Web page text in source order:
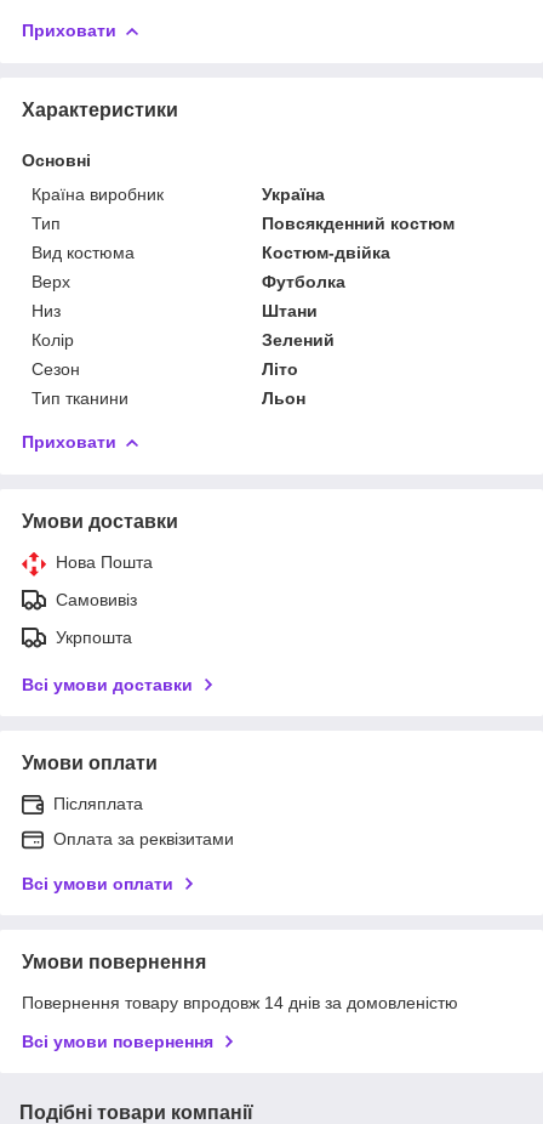
Приховати
Характеристики
Основні
Країна виробник
Україна
Тип
Повсякденний костюм
Вид костюма
Костюм-двійка
Верх
Футболка
Низ
Штани
Колір
Зелений
Сезон
Літо
Тип тканини
Льон
Приховати
Умови доставки
Нова Пошта
Самовивіз
Укрпошта
Всі умови доставки
Умови оплати
Післяплата
Оплата за реквізитами
Всі умови оплати
Умови повернення
Повернення товару впродовж 14 днів за домовленістю
Всі умови повернення
Подібні товари компанії